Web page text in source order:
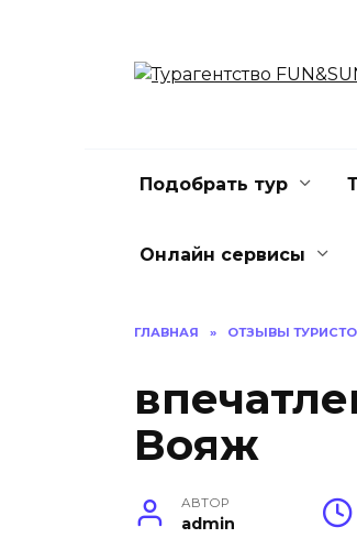
Подобрать тур
Онлайн сервисы
ГЛАВНАЯ » ОТЗЫВЫ
Вояж
АВТОР
admin